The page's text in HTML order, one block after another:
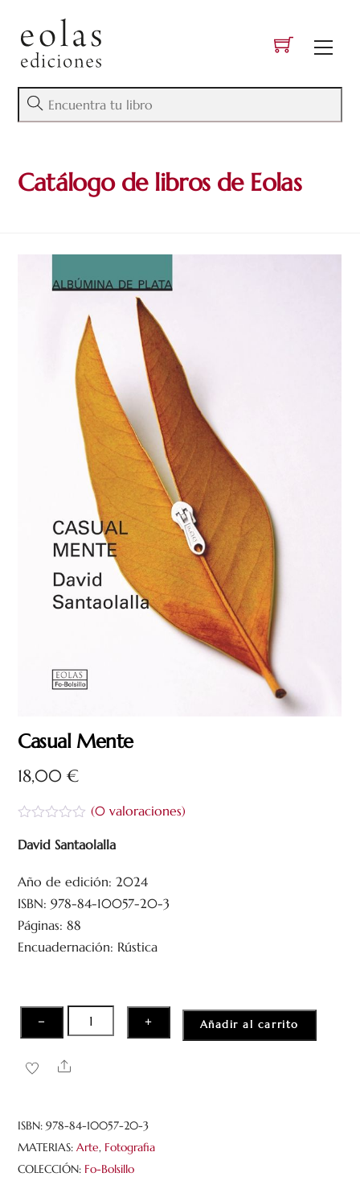
content
Catálogo de libros de Eolas
Casual Mente
18,00€
a
r
d
o
c
o
5
(0valoraciones)
David Santaolalla
Año de edición: 2024
ISBN: 978-84-10057-20-3
Páginas: 88
Encuadernación: Rústica
−
Casual
Mente
cantidad
+ Añadir al carrito
Share
ISBN:978-84-10057-20-3
MATERIAS:Arte, Fotografia
COLECCIÓN: Fo-Bolsillo